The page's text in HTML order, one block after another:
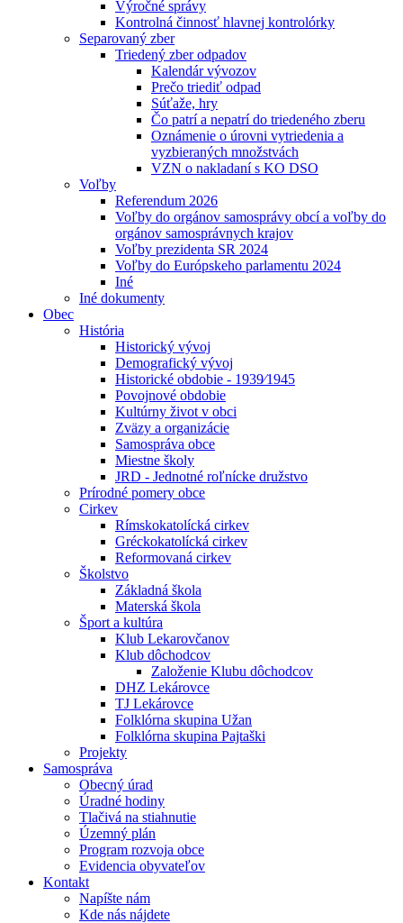
Výročné správy
Kontrolná činnosť hlavnej kontrolórky
Separovaný zber
Triedený zber odpadov
Kalendár vývozov
Prečo triediť odpad
Súťaže, hry
Čo patrí a nepatrí do triedeného zberu
Oznámenie o úrovni vytriedenia a
vyzbieraných množstvách
VZN o nakladaní s KO DSO
Voľby
Referendum 2026
Voľby do orgánov samosprávy obcí a voľby do
orgánov samosprávnych krajov
Voľby prezidenta SR 2024
Voľby do Európskeho parlamentu 2024
Iné
Iné dokumenty
Obec
História
Historický vývoj
Demografický vývoj
Historické obdobie - 1939⁄1945
Povojnové obdobie
Kultúrny život v obci
Zväzy a organizácie
Samospráva obce
Miestne školy
JRD - Jednotné roľnícke družstvo
Prírodné pomery obce
Cirkev
Rímskokatolícká cirkev
Gréckokatolícká cirkev
Reformovaná cirkev
Školstvo
Základná škola
Materská škola
Šport a kultúra
Klub Lekarovčanov
Klub dôchodcov
Založenie Klubu dôchodcov
DHZ Lekárovce
TJ Lekárovce
Folklórna skupina Užan
Folklórna skupina Pajtaški
Projekty
Samospráva
Obecný úrad
Úradné hodiny
Tlačivá na stiahnutie
Územný plán
Program rozvoja obce
Evidencia obyvateľov
Kontakt
Napíšte nám
Kde nás nájdete